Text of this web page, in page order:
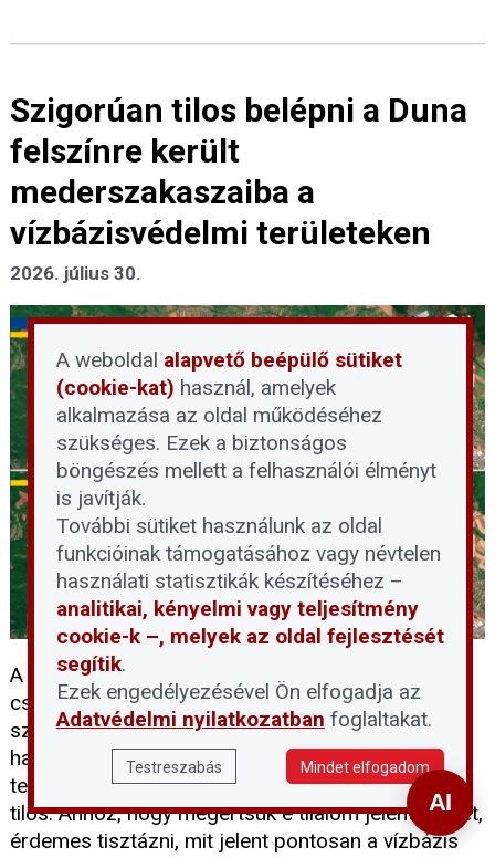
Szigorúan tilos belépni a Duna
felszínre került
mederszakaszaiba a
vízbázisvédelmi területeken
2026. július 30.
A rekordalacsony dunai vízállás idején sokan
csábítónak találják, hogy besétáljanak a folyó
szárazzá vált medrébe, ám a Fővárosi Vízművek
határozottan figyelmeztet: a vízbázisvédelmi
területekre belépni és ott tartózkodni szigorúan
tilos. Ahhoz, hogy megértsük e tilalom jelentőségét,
érdemes tisztázni, mit jelent pontosan a vízbázis
A weboldal alapvető beépülő sütiket
(cookie-kat) használ, amelyek
alkalmazása az oldal működéséhez
szükséges. Ezek a biztonságos
böngészés mellett a felhasználói élményt
is javítják.
További sütiket használunk az oldal
funkcióinak támogatásához vagy névtelen
használati statisztikák készítéséhez –
analitikai, kényelmi vagy teljesítmény
cookie-k –, melyek az oldal fejlesztését
segítik.
Ezek engedélyezésével Ön elfogadja az
Adatvédelmi nyilatkozatban foglaltakat.
Testreszabás Mindet elfogadom